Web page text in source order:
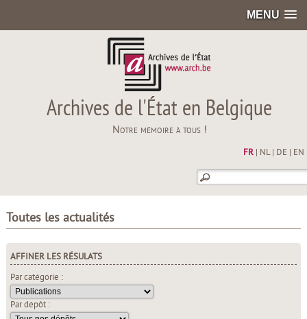
MENU
Archives de l'État en Belgique
Notre mémoire à tous !
FR| NL| DE EN
Toutes les actualités
AFFINER LES RÉSULATS
Par catégorie :
Par dépôt :